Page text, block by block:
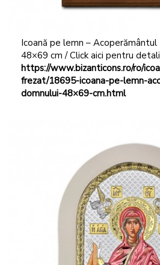
Icoană pe lemn – Acoperământul
48×69 cm / Click aici pentru
https://www.bizanticons.ro/ro/
frezat/18695-icoana-pe-lemn-
domnului-48×69-cm.html